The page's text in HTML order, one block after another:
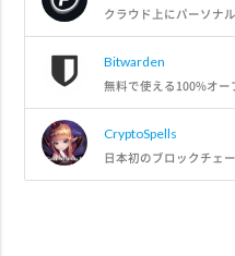
クラウド上にパーソナ
Bitwarden
無料で使える100%オ
CryptoSpells
日本初のブロックチェ